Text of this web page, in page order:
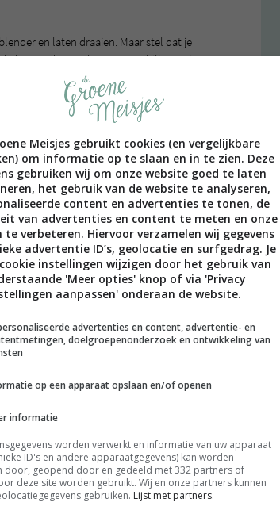
en laten draaien. Maar stel dat je
idee om de appels eerst te schillen en in
(het is wel gewoon een blender,
er een beetje uitgeklopt en de rest
hoewel een Vitamix geweldig is, kun je
Meisjes gebruikt cookies (en vergelijkbare
om informatie op te slaan en in te zien. Deze
gebruiken wij om onze website goed te laten
het gebruik van de website te analyseren,
content en advertenties te tonen, de
van advertenties en content te meten en onze
te verbeteren. Hiervoor verzamelen wij gegevens
advertentie ID’s, geolocatie en surfgedrag. Je
instellingen wijzigen door het gebruik van
'Meer opties' knop of via 'Privacy
aanpassen' onderaan de website.
advertenties en content, advertentie- en
doelgroepenonderzoek en ontwikkeling van
op een apparaat opslaan en/of openen
informatie
worden verwerkt en informatie van uw apparaat
ID's en andere apparaatgegevens) kan worden
door, geopend door en gedeeld met 332 partners of
deze site worden gebruikt. Wij en onze partners kunnen
gebruiken. Lijst met partners.